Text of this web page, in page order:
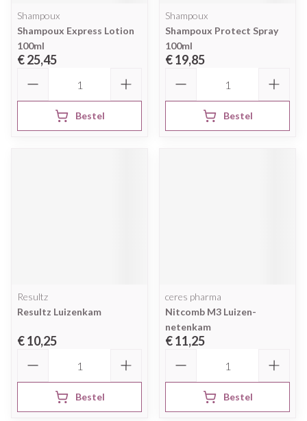
Shampoux
Shampoux Express Lotion
100ml
€ 25,45
Bestel
Shampoux
Shampoux Protect Spray
100ml
€ 19,85
Bestel
Resultz
Resultz Luizenkam
€ 10,25
Bestel
ceres pharma
Nitcomb M3 Luizen-
netenkam
€ 11,25
Bestel